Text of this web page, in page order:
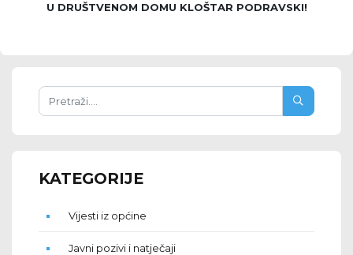
U DRUŠTVENOM DOMU KLOŠTAR PODRAVSKI!
KATEGORIJE
Vijesti iz općine
Javni pozivi i natječaji